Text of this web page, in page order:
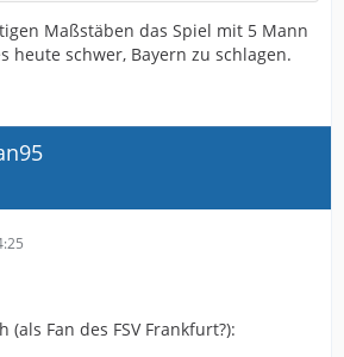
Maßstäben das Spiel mit 5 Mann
heute schwer, Bayern zu schlagen.
Fan des FSV Frankfurt?):